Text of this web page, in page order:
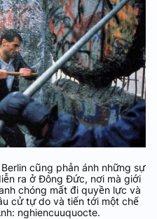
cũng phản ánh những sự
ra ở Đông Đức, nơi mà giới
chóng mất đi quyền lực và
cử tự do và tiến tới một chế
nghiencuuquocte.